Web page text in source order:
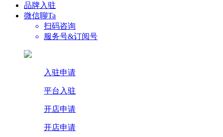
品牌入驻
微信聊Ta
扫码咨询
服务号&订阅号
入驻申请
平台入驻
开店申请
开店申请